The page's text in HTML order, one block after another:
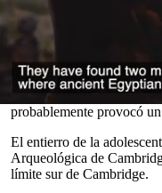
seconds
seconds
La imagen de la
cráneo enterrado cerca de
primera vez el 21 de junio.
La nueva evidencia de
se mudó a
Inglaterra
probablemente provocó
El entierro de la
Arqueológica de
límite sur de Cambridge.